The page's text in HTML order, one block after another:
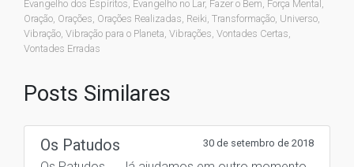
Evangelho dos Espíritos Evangelho no Lar, Fazer o Bem Força Mental
Oração Orações Orações Realizadas Reiki Transformação Universo
Vibração Vibração para o Planeta Vibrações Vontades Certas
Vontades Erradas
Posts Similares
Os Patudos 30 de setembro de 2018